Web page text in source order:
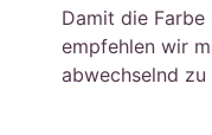
Damit die
empfehlen wir
abwechselnd zu